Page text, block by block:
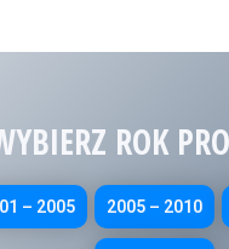
ROK
– 2005 2005 – 2010